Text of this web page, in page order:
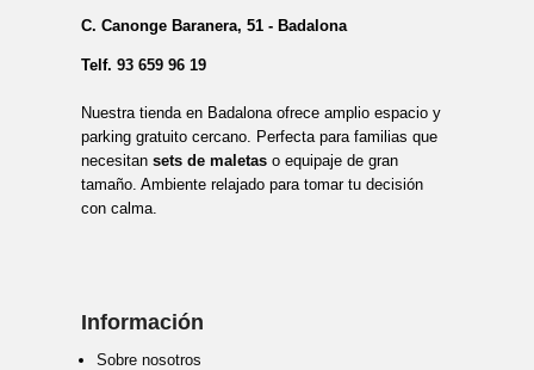
C. Canonge Baranera, 51 - Badalona
Telf. 93 659 96 19
Nuestra tienda en Badalona ofrece amplio espacio y
parking gratuito cercano. Perfecta para familias que
necesitan sets de maletaso equipaje de gran
tamaño. Ambiente relajado para tomar tu decisión
con calma.
Información
Sobre nosotros